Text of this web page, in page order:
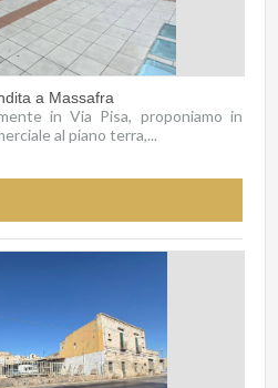
a Massafra
in Via Pisa, proponiamo in
al piano terra,...